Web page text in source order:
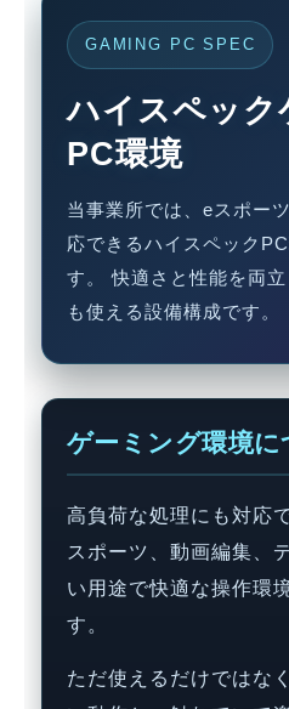
GAMING PC SPEC
ハイスペック
PC環境
当事業所では、eスポー
応できるハイスペック
す。 快適さと性能を両
も使える設備構成です。
ゲーミング環境に
高負荷な処理にも対応
スポーツ、動画編集、
い用途で快適な操作環
す。
ただ使えるだけではな